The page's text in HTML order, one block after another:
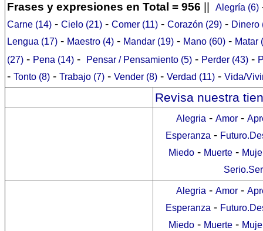
Frases y expresiones en Total = 956 Alegría (6)
Carne (14) - Cielo (21) - Comer (11) - Corazón (29) - Dinero
Lengua (17) - Maestro (4) - Mandar (19) - Mano (60) - Matar
(27) - Pena (14) - Pensar / Pensamiento (5) - Perder (43) -
- Tonto (8) - Trabajo (7) - Vender (8) - Verdad (11) - Vida/
Revisa nuestra
Alegria - Amor-
Esperanza -
Miedo - Muerte -
Alegria - Amor-
Esperanza -
Miedo - Muerte -